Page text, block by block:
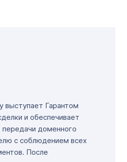
выступает Гарантом
и обеспечивает
доменного
с соблюдением всех
После